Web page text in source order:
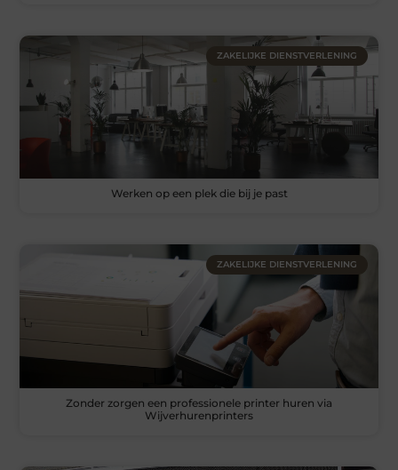
ZAKELIJKE DIENSTVERLENING
Werken op een plek die bij je past
ZAKELIJKE DIENSTVERLENING
Zonder zorgen een professionele printer huren via
Wijverhurenprinters